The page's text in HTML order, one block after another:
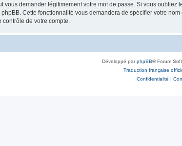
vous demander légitimement votre mot de passe. Si vous
Cette fonctionnalité vous demandera de spécifier votre
de votre compte.
Développé parphpBB® Forum
Traduction française
Confidentialité |